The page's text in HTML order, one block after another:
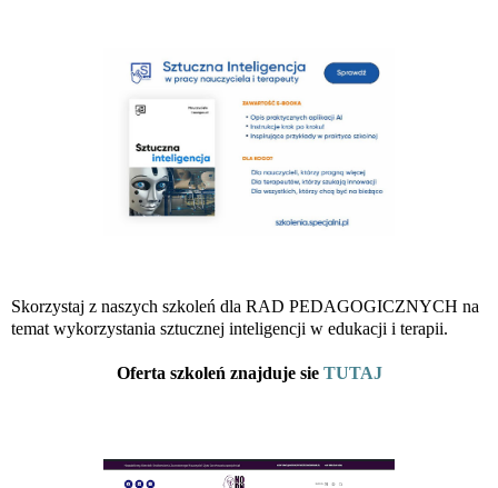
Skorzystaj z naszych szkoleń dla RAD PEDAGOGICZNYCH na
temat wykorzystania sztucznej inteligencji w edukacji i terapii.
Oferta szkoleń znajduje sie TUTAJ